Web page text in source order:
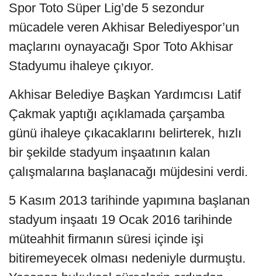
Spor Toto Süper Lig’de 5 sezondur
mücadele veren Akhisar Belediyespor’un
maçlarını oynayacağı Spor Toto Akhisar
Stadyumu ihaleye çıkıyor.
Akhisar Belediye Başkan Yardımcısı Latif
Çakmak yaptığı açıklamada çarşamba
günü ihaleye çıkacaklarını belirterek, hızlı
bir şekilde stadyum inşaatının kalan
çalışmalarına başlanacağı müjdesini verdi.
5 Kasım 2013 tarihinde yapımına başlanan
stadyum inşaatı 19 Ocak 2016 tarihinde
müteahhit firmanın süresi içinde işi
bitiremeyecek olması nedeniyle durmuştu.